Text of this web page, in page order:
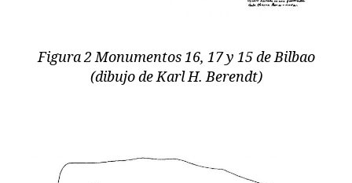
Figura 2 Monumentos 16, 17 y 15 de Bilbao
(dibujo de Karl H. Berendt)